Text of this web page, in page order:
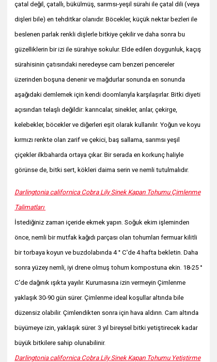
çatal değil, çatallı, bükülmüş, sarımsı-yeşil sürahi ile çatal dili (veya
dişleri bile) en tehditkar olanıdır. Böcekler, küçük nektar bezleri ile
beslenen parlak renkli dişlerle bitkiye çekilir ve daha sonra bu
güzelliklerin bir izi ile sürahiye sokulur. Elde edilen doygunluk, kaçış
sürahisinin çatısındaki neredeyse cam benzeri pencereler
üzerinden boşuna denenir ve mağdurlar sonunda en sonunda
aşağıdaki demlemek için kendi doomlarıyla karşılaşırlar. Bitki diyeti
açısından telaşlı değildir: karıncalar, sinekler, arılar, çekirge,
kelebekler, böcekler ve diğerleri eşit olarak kullanılır. Yoğun ve koyu
kırmızı renkte olan zarif ve çekici, baş sallama, sarımsı yeşil
çiçekler ilkbaharda ortaya çıkar. Bir serada en korkunç haliyle
görünse de, bitki sert, kökleri daima serin ve nemli tutulmalıdır.
Darlingtonia californica Cobra Lily Sinek Kapan Tohumu Çimlenme
Talimatları
İstediğiniz zaman içeride ekmek yapın. Soğuk ekim işleminden
önce, nemli bir mutfak kağıdı parçası olan tohumları fermuar kilitli
bir torbaya koyun ve buzdolabında 4 ° C'de 4 hafta bekletin. Daha
sonra yüzey nemli, iyi drene olmuş tohum kompostuna ekin. 18-25 °
C'de dağınık ışıkta yayılır. Kurumasına izin vermeyin Çimlenme
yaklaşık 30-90 gün sürer. Çimlenme ideal koşullar altında bile
düzensiz olabilir. Çimlendikten sonra için hava aldırın. Cam altında
büyümeye izin, yaklaşık sürer. 3 yıl bireysel bitki yetiştirecek kadar
büyük bitkilere sahip olunabilinir.
Darlingtonia californica Cobra Lily Sinek Kapan Tohumu Yetiştirme